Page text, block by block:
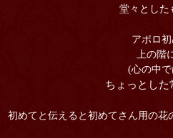
堂々とした
アポロ
上の階
(心の中
ちょっとし
初めてと伝えると初めてさん用の